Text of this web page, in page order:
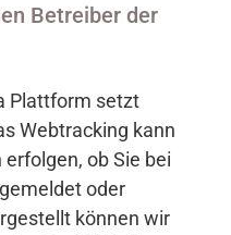
Betreiber der
Plattform setzt
Webtracking kann
ob Sie bei
oder
können wir